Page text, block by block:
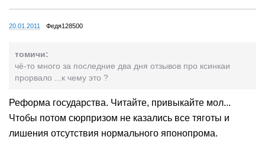
20.01.2011 Федя128500
томичи:
чё-то много за последние два дня отзывов про ксинкаи
прорвало ...к чему это ?
Реформа государства. Читайте, привыкайте мол...
Чтобы потом сюрпризом не казались все тяготы и
лишения отсутствия нормального японопрома.